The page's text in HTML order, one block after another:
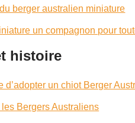
berger australien miniature
un compagnon pour
histoire
d’adopter un chiot Berger
Bergers Australiens